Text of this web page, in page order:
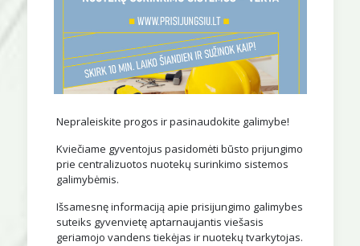
Nepraleiskite progos ir pasinaudokite galimybe!
Kviečiame gyventojus pasidomėti būsto prijungimo
prie centralizuotos nuotekų surinkimo sistemos
galimybėmis.
Išsamesnę informaciją apie prisijungimo galimybes
suteiks gyvenvietę aptarnaujantis viešasis
geriamojo vandens tiekėjas ir nuotekų tvarkytojas.